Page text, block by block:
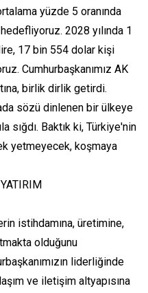
yüzde 5 oranında
2028 yılında 1
17 bin 554 dolar kişi
Cumhurbaşkanımız AK
birlik dirlik getirdi.
sözü dinlenen bir ülkeye
sığdı. Baktık ki, Türkiye'nin
yetmeyecek, koşmaya
istihdamına, üretimine,
olduğunu
liderliğinde
ve iletişim altyapısına